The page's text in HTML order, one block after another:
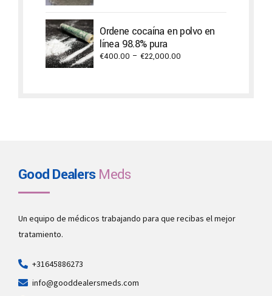
through
Ordene cocaína en polvo en
línea 98.8% pura
€400.00 – €22,000.00
Good DealersMeds
Un equipo de médicos trabajando para que recibas el mejor
tratamiento.
+31645886273
info@gooddealersmeds.com